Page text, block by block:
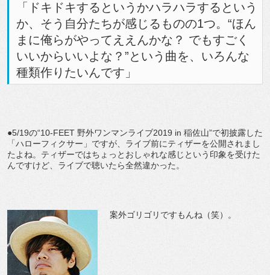
「ドキドキするというかハラハラするという
か、そう自分たちが感じるものの1つ。“ほん
まに俺らがやってええんかな？ でもすごく
いいからいいよな？”という曲を、いろんな
種類作りたいんです」
●5/19の“10-FEET 野外ワンマンライブ2019 in 稲佐山”で初披露した
「ハローフィクサー」ですが、ライブ前にティザーを公開されまし
たよね。ティザーではちょっとおしゃれな感じという印象を受けた
んですけど、ライブで聴いたら全然違かった。
案外ゴリゴリですもんね（笑）。